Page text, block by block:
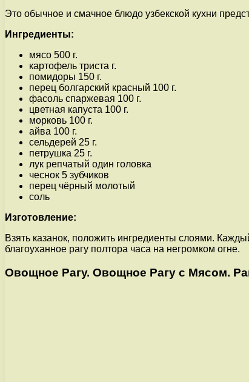
Это обычное и смачное блюдо узбекской кухни
Ингредиенты:
мясо 500 г.
картофель триста г.
помидоры 150 г.
перец болгарский красный 100 г.
фасоль спаржевая 100 г.
цветная капуста 100 г.
морковь 100 г.
айва 100 г.
сельдерей 25 г.
петрушка 25 г.
лук репчатый один головка
чеснок 5 зубчиков
перец чёрный молотый
соль
Изготовление:
Взять казанок, положить ингредиенты слоями.
благоуханное рагу полтора часа на негромком огне.
Овощное Рагу. Овощное Рагу с Мясом.